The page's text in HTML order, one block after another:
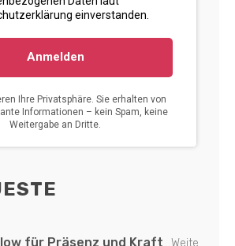
für Präsenz und Kraft Weite